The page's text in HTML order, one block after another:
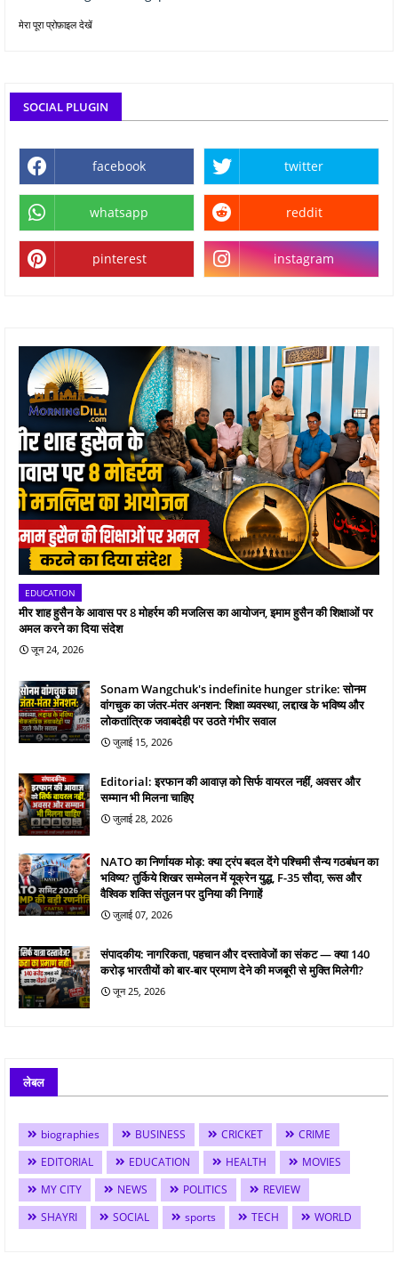
मेरा पूरा प्रोफ़ाइल देखें
SOCIAL PLUGIN
facebook twitter
whatsapp reddit
pinterest instagram
EDUCATION
मीर शाह हुसैन के आवास पर 8 मोहर्रम की मजलिस का आयोजन, इमाम हुसैन की शिक्षाओं पर
अमल करने का दिया संदेश
जून 24, 2026
Sonam Wangchuk's indefinite hunger strike: सोनम
वांगचुक का जंतर-मंतर अनशन: शिक्षा व्यवस्था, लद्दाख के भविष्य और
लोकतांत्रिक जवाबदेही पर उठते गंभीर सवाल
जुलाई 15, 2026
Editorial: इरफान की आवाज़ को सिर्फ वायरल नहीं, अवसर और
सम्मान भी मिलना चाहिए
जुलाई 28, 2026
NATO का निर्णायक मोड़: क्या ट्रंप बदल देंगे पश्चिमी सैन्य गठबंधन का
भविष्य? तुर्किये शिखर सम्मेलन में यूक्रेन युद्ध, F-35 सौदा, रूस और
वैश्विक शक्ति संतुलन पर दुनिया की निगाहें
जुलाई 07, 2026
संपादकीय: नागरिकता, पहचान और दस्तावेजों का संकट — क्या 140
करोड़ भारतीयों को बार-बार प्रमाण देने की मजबूरी से मुक्ति मिलेगी?
जून 25, 2026
लेबल
biographies BUSINESS CRICKET
CRIME
EDITORIAL
EDUCATION HEALTH
MOVIES
MY CITY
NEWS POLITICS
REVIEW
SHAYRI
SOCIAL sports TECH WORLD